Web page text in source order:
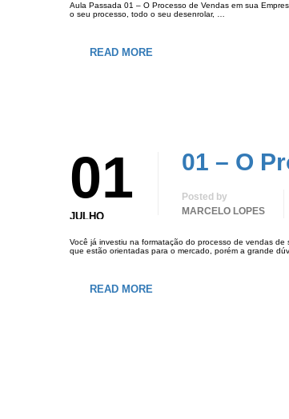
Aula Passada 01 – O Processo de Vendas em sua
o seu processo, todo o seu desenrolar, …
READ MORE
01
JULHO
01 – O
Posted by
MARCELO LOPES
Você já investiu na formatação do processo de vendas
que estão orientadas para o mercado, porém a grande
READ MORE